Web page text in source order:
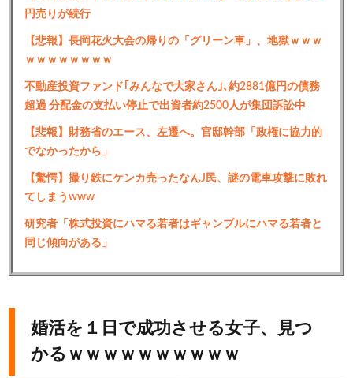
円売りが続行
【悲報】長岡花火大会の帰りの「グリーン車」、地獄ｗｗｗ
ｗｗｗｗｗｗｗｗ
不動産投資ファンド｢みんなで大家さん｣､約2881億円の債務
超過 分配金の支払い停止で出資者約2500人が集団訴訟中
【悲報】財務省のエース、左遷へ。官邸幹部「政権に協力的
でなかったから」
【驚愕】撮り鉄にケンカ売ったなんJ民、謎の電車攻撃に敗れ
てしまうwww
研究者「株式投資にハマる若者はギャンブルにハマる若者と
同じ傾向がある」
婚活を１日で成功させる女子、見つ
かるｗｗｗｗｗｗｗｗｗｗ